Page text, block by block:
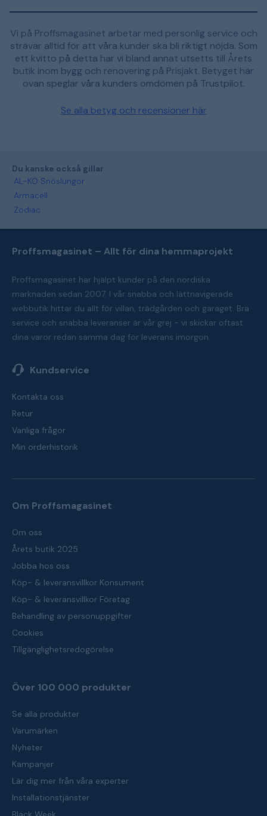
Vi på Proffsmagasinet arbetar med personlig service och
strävar alltid för att våra kunder ska bli riktigt nöjda. Som
ett kvitto på detta har vi bland annat utsetts till Årets
butik inom bygg och renovering på Prisjakt. Betyget här
ovan speglar våra kunders omdömen på Trustpilot.
Se alla betyg och recensioner här
Du kanske också gillar
AL-KO Snöslungor
Armacell
Zodiac
Proffsmagasinet – Allt för dina hemmaprojekt
Proffsmagasinet har hjälpt kunder på den nordiska
marknaden sedan 2007. I vår snabba och lättnavigerade
webbutik hittar du allt för villan, trädgården och garaget. Bra
service och snabba leveranser är vår grej - vi skickar oftast
dina varor redan samma dag för leverans imorgon.
Kundservice
Kontakta oss
Retur
Vanliga frågor
Min orderhistorik
Om Proffsmagasinet
Om oss
Årets butik 2025
Jobba hos oss
Köp- & leveransvillkor Konsument
Köp- & leveransvillkor Företag
Behandling av personuppgifter
Cookies
Tillgänglighetsredogörelse
Över 100 000 produkter
Se alla produkter
Varumärken
Nyheter
Kampanjer
Lär dig mer från våra experter
Installationstjänster